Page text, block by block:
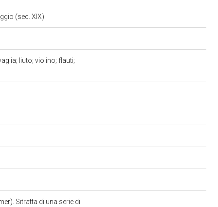
(sec. XIX)
liuto; violino; flauti;
Sitratta di una serie di